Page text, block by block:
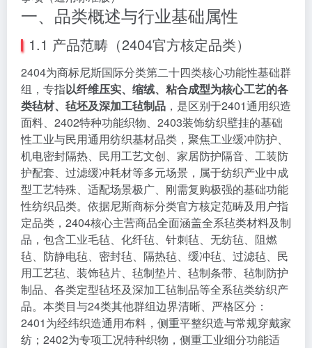
一、品类概述与行业基础属性
1.1 产品范畴（2404官方核定品类）
2404为商标尼斯国际分类第二十四类核心功能性基础群
组，专指以纤维压实、缩绒、粘合成型为核心工艺的各
类毡材、毡坯及深加工毡制品 ，是区别于2401通用织造
面料、2402特种功能织物、2403装饰纺织壁挂的基础
性工业与民用通用纺织基材品类，聚焦工业缓冲防护、
机电密封隔热、民用工艺文创、家居防护隔音、工装防
护配套、过滤缓冲耗材等多元场景，属于纺织产业中成
型工艺特殊、适配场景极广、刚需复购极强的基础功能
性纺织品类。依据尼斯商标分类官方核定范畴及用户指
定品类，2404核心主营商品全面涵盖全系毡类材料及制
品，包含工业毛毡、化纤毡、针刺毡、无纺毡、阻燃
毡、防静电毡、密封毡、隔热毡、缓冲毡、过滤毡、民
用工艺毡、装饰毡片、毡制垫片、毡制条带、毡制防护
制品、各类定型毡坯及深加工毡制品等全系毡类纺织产
品。本类目与24类其他群组边界清晰、严格区分：
2401为经纬织造通用布料，侧重平整织造与常规穿戴家
纺；2402为专项工况特种织物，侧重工业细分功能适